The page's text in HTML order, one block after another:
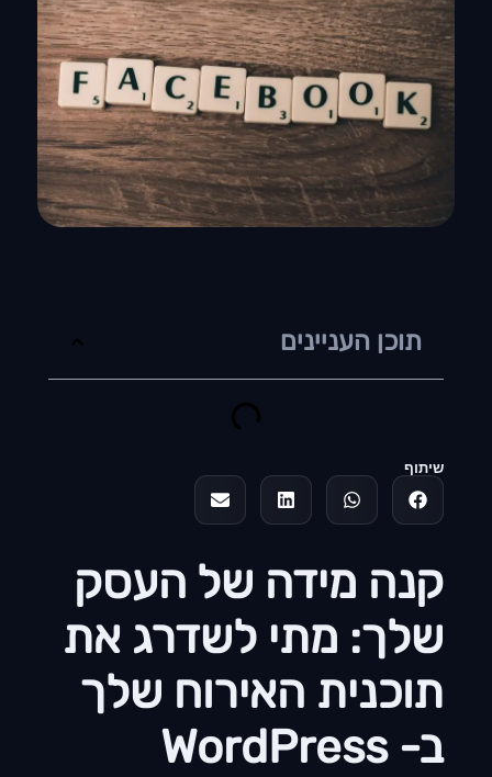
תוכן העניינים
שיתוף
קנה מידה של העסק
שלך: מתי לשדרג את
תוכנית האירוח שלך
ב- WordPress